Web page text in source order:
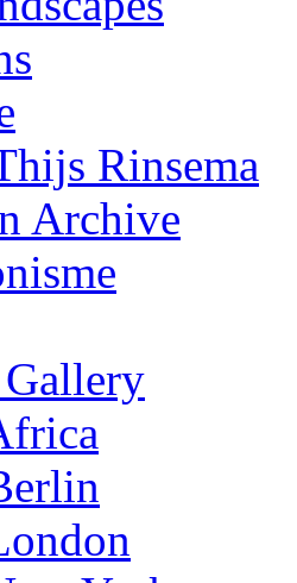
Rinsema
Archive